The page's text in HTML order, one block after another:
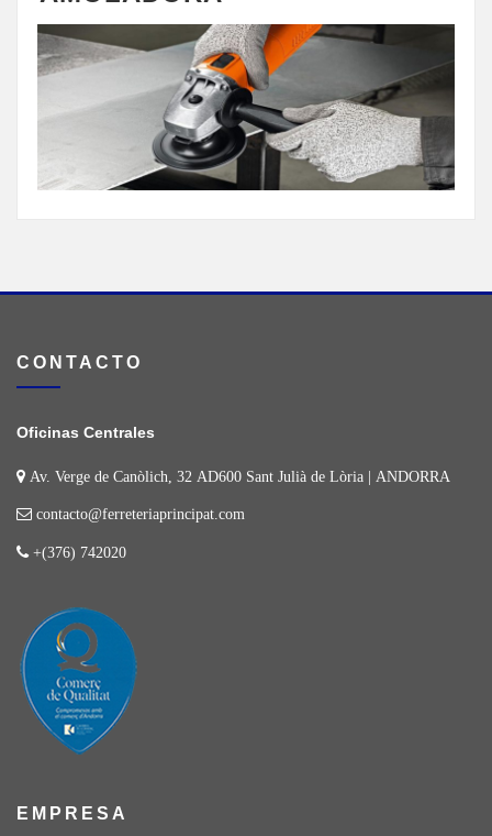
CONTACTO
Oficinas Centrales
Av. Verge de Canòlich, 32 AD600 Sant Julià de Lòria | ANDORRA
contacto@ferreteriaprincipat.com
+(376) 742020
EMPRESA